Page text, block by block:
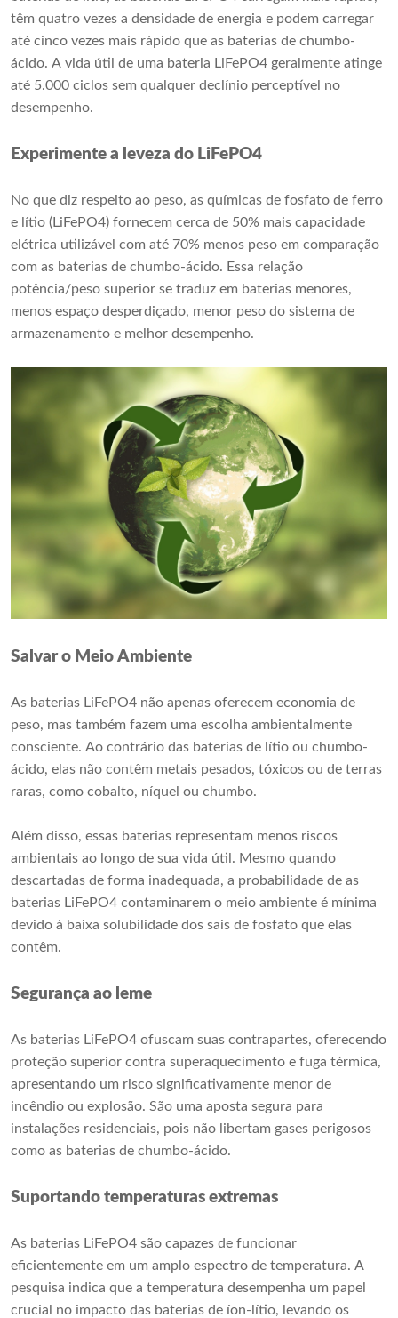
têm quatro vezes a densidade de energia e podem carregar
até cinco vezes mais rápido que as baterias de chumbo-
ácido. A vida útil de uma bateria LiFePO4 geralmente atinge
até 5.000 ciclos sem qualquer declínio perceptível no
desempenho.
Experimente a leveza do LiFePO4
No que diz respeito ao peso, as químicas de fosfato de ferro
e lítio (LiFePO4) fornecem cerca de 50% mais capacidade
elétrica utilizável com até 70% menos peso em comparação
com as baterias de chumbo-ácido. Essa relação
potência/peso superior se traduz em baterias menores,
menos espaço desperdiçado, menor peso do sistema de
armazenamento e melhor desempenho.
Salvar o Meio Ambiente
As baterias LiFePO4 não apenas oferecem economia de
peso, mas também fazem uma escolha ambientalmente
consciente. Ao contrário das baterias de lítio ou chumbo-
ácido, elas não contêm metais pesados, tóxicos ou de terras
raras, como cobalto, níquel ou chumbo.
Além disso, essas baterias representam menos riscos
ambientais ao longo de sua vida útil. Mesmo quando
descartadas de forma inadequada, a probabilidade de as
baterias LiFePO4 contaminarem o meio ambiente é mínima
devido à baixa solubilidade dos sais de fosfato que elas
contêm.
Segurança ao leme
As baterias LiFePO4 ofuscam suas contrapartes, oferecendo
proteção superior contra superaquecimento e fuga térmica,
apresentando um risco significativamente menor de
incêndio ou explosão. São uma aposta segura para
instalações residenciais, pois não libertam gases perigosos
como as baterias de chumbo-ácido.
Suportando temperaturas extremas
As baterias LiFePO4 são capazes de funcionar
eficientemente em um amplo espectro de temperatura. A
pesquisa indica que a temperatura desempenha um papel
crucial no impacto das baterias de íon-lítio, levando os